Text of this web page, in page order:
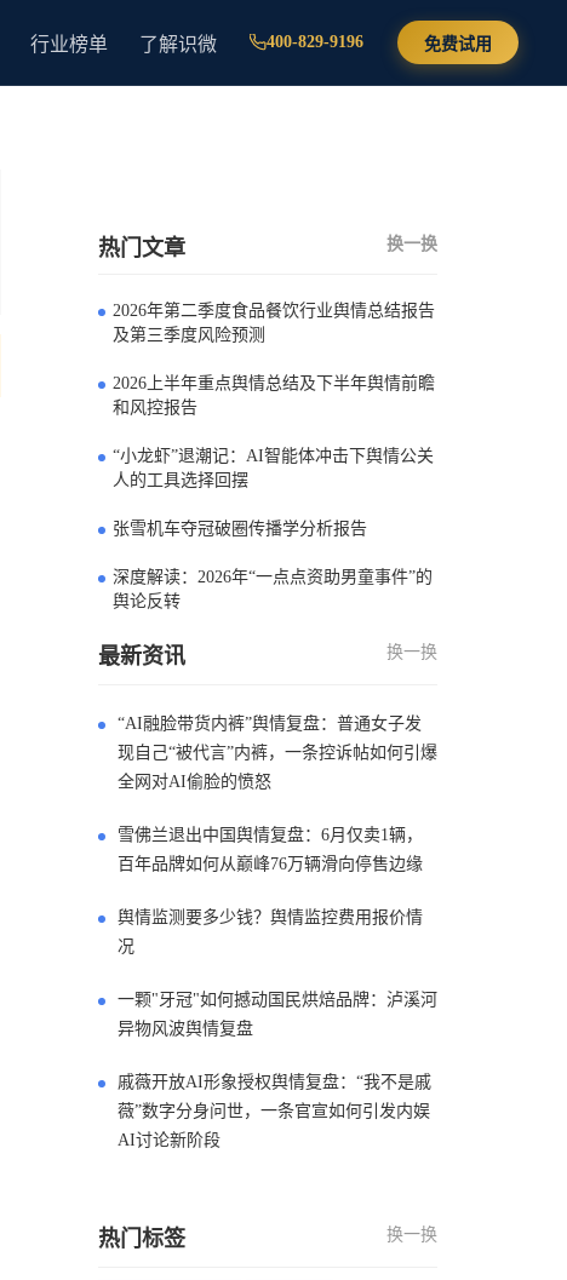
行业榜单 了解识微 400-829-9196 免费试用
热门文章 换一换
2026年第二季度食品餐饮行业舆情总结报告
及第三季度风险预测
2026上半年重点舆情总结及下半年舆情前瞻
和风控报告
“小龙虾”退潮记：AI智能体冲击下舆情公关
人的工具选择回摆
张雪机车夺冠破圈传播学分析报告
深度解读：2026年“一点点资助男童事件”的
舆论反转
最新资讯 换一换
“AI融脸带货内裤”舆情复盘：普通女子发
现自己“被代言”内裤，一条控诉帖如何引爆
全网对AI偷脸的愤怒
雪佛兰退出中国舆情复盘：6月仅卖1辆，
百年品牌如何从巅峰76万辆滑向停售边缘
舆情监测要多少钱？舆情监控费用报价情
况
一颗"牙冠"如何撼动国民烘焙品牌：泸溪河
异物风波舆情复盘
戚薇开放AI形象授权舆情复盘：“我不是戚
薇”数字分身问世，一条官宣如何引发内娱
AI讨论新阶段
热门标签 换一换